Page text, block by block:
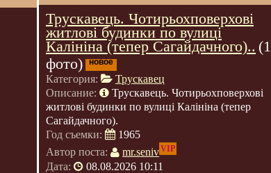
Трускавець. Чотирьохповерхові
житлові будинки по вулиці
Калініна (тепер Сагайдачного).. (1
фото)
новое
Категория:
Трускавец
Описание:
Трускавець. Чотирьохповерхові
житлові будинки по вулиці Калініна (тепер
Сагайдачного).
Год съемки:
1965
Автор поста:
mr.senivVIP
Дата:
08.08.2026 10:11